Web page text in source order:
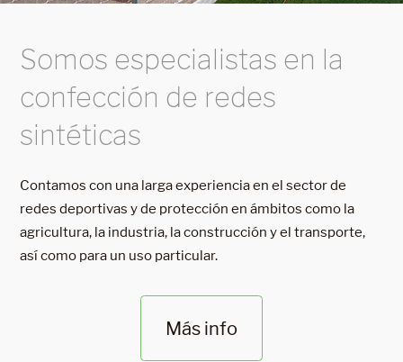
Somos especialistas en la
confección de redes
sintéticas
Contamos con una larga experiencia en el sector de
redes deportivas y de protección en ámbitos como la
agricultura, la industria, la construcción y el transporte,
así como para un uso particular.
Más info